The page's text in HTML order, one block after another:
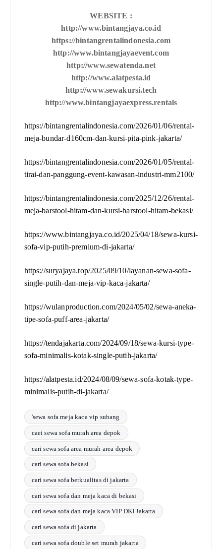
WEBSITE :
http://www.bintangjaya.co.id
https://bintangrentalindonesia.com
http://www.bintangjayaevent.com
http://www.sewatenda.net
http://www.alatpesta.id
http://www.sewakursi.tech
http://www.bintangjayaexpress.rentals
https://bintangrentalindonesia.com/2026/01/06/rental-
meja-bundar-d160cm-dan-kursi-pita-pink-jakarta/
https://bintangrentalindonesia.com/2026/01/05/rental-
tirai-dan-panggung-event-kawasan-industri-mm2100/
https://bintangrentalindonesia.com/2025/12/26/rental-
meja-barstool-hitam-dan-kursi-barstool-hitam-bekasi/
https://www.bintangjaya.co.id/2025/04/18/sewa-kursi-
sofa-vip-putih-premium-di-jakarta/
https://suryajaya.top/2025/09/10/layanan-sewa-sofa-
single-putih-dan-meja-vip-kaca-jakarta/
https://wulanproduction.com/2024/05/02/sewa-aneka-
tipe-sofa-puff-area-jakarta/
https://tendajakarta.com/2024/09/18/sewa-kursi-type-
sofa-minimalis-kotak-single-putih-jakarta/
https://alatpesta.id/2024/08/09/sewa-sofa-kotak-type-
minimalis-putih-di-jakarta/
'sewa sofa meja kaca vip subang
caei sewa sofa murah area depok
cari sewa sofa area murah area depok
cari sewa sofa bekasi
cari sewa sofa berkualitas di jakarta
cari sewa sofa dan meja kaca di bekasi
cari sewa sofa dan meja kaca VIP DKI Jakarta
cari sewa sofa di jakarta
cari sewa sofa double set murah jakarta